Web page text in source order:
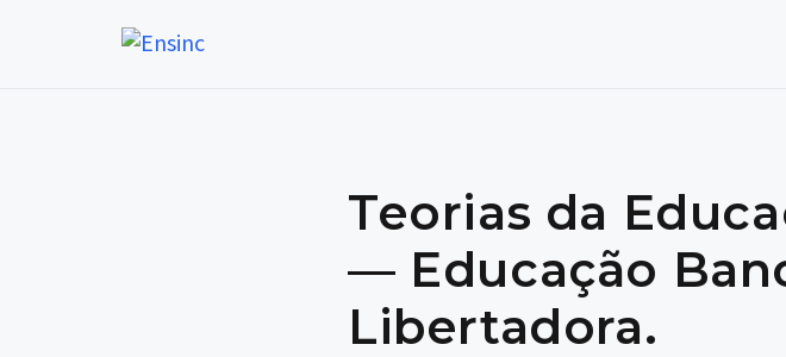
Teorias da
— Educação
Libertadora.